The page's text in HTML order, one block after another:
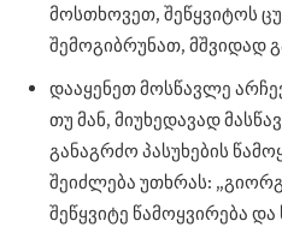
მოსთხოვეთ, შეწყვიტოს
შემოგიბრუნათ, მშვიდად
დააყენეთ მოსწავლე
თუ მან, მიუხედავად
განაგრძო პასუხების
შეიძლება უთხრას:
შეწყვიტე წამოყვირება